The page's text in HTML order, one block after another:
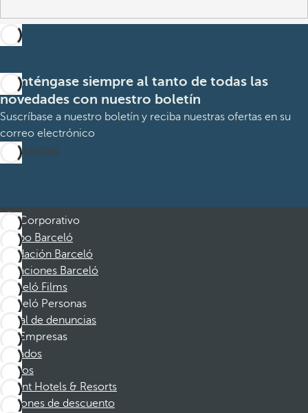
Manténgase siempre al tanto de todas las
novedades con nuestro boletín
Suscríbase a nuestro boletín y reciba nuestras ofertas en su
correo electrónico
Suscribirme
Corporativo
Grupo Barceló
Fundación Barceló
Vacaciones Barceló
Barceló Films
Barceló Personas
Canal de denuncias
Empresas
Afiliados
Socios
Dorint Hotels & Resorts
Cupones de descuento